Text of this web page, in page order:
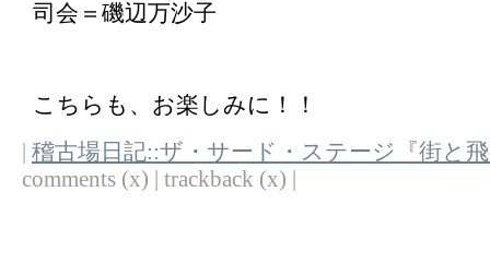
司会＝磯辺万沙子
こちらも、お楽しみに！！
稽古場日記::ザ・サード・ステージ『街と
comments (x) | trackback (x) |